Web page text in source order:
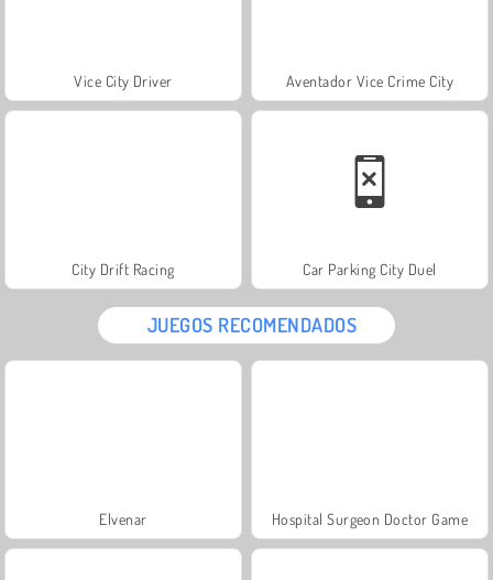
Vice City Driver Aventador Vice Crime City
City Drift Racing Car Parking City Duel
JUEGOS RECOMENDADOS
Elvenar Hospital Surgeon Doctor Game